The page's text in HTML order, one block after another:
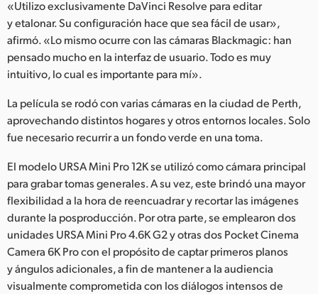
«Utilizo exclusivamente DaVinci Resolve para editar
y etalonar. Su configuración hace que sea fácil de usar»,
afirmó. «Lo mismo ocurre con las cámaras Blackmagic: han
pensado mucho en la interfaz de usuario. Todo es muy
intuitivo, lo cual es importante para mí».
La película se rodó con varias cámaras en la ciudad de Perth,
aprovechando distintos hogares y otros entornos locales. Solo
fue necesario recurrir a un fondo verde en una toma.
El modelo URSA Mini Pro 12K se utilizó como cámara principal
para grabar tomas generales. A su vez, este brindó una mayor
flexibilidad a la hora de reencuadrar y recortar las imágenes
durante la posproducción. Por otra parte, se emplearon dos
unidades URSA Mini Pro 4.6K G2 y otras dos Pocket Cinema
Camera 6K Pro con el propósito de captar primeros planos
y ángulos adicionales, a fin de mantener a la audiencia
visualmente comprometida con los diálogos intensos de